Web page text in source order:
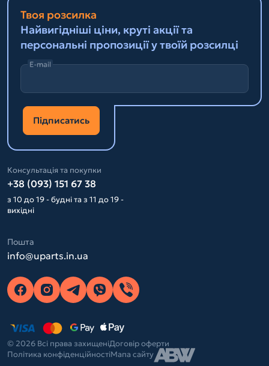
Твоя розсилка
Найвигідніші ціни, круті акції та
персональні пропозиції у твоїй розсилці
E-mail
Підписатись
Консультація та покупки
+38 (093) 151 67 38
з 10 до 19 - будні та з 11 до 19 -
вихідні
Пошта
info@uparts.in.ua
© 2026 Всі права захищеніДоговір оферти
Політика конфіденційностіМапа сайту